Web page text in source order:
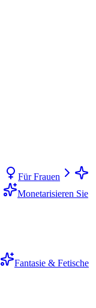
Für Frauen
Monetarisieren Sie
Fantasie & Fetische